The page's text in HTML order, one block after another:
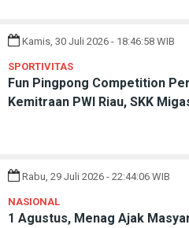
Kamis, 30 Juli 2026 - 18:46:58 WIB
SPORTIVITAS
Fun Pingpong Competition
Kemitraan PWI Riau, SKK
Rabu, 29 Juli 2026 - 22:44:06 WIB
NASIONAL
1 Agustus, Menag Ajak